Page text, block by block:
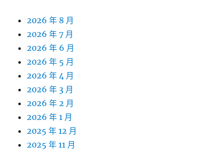
2026 年 8 月
2026 年 7 月
2026 年 6 月
2026 年 5 月
2026 年 4 月
2026 年 3 月
2026 年 2 月
2026 年 1 月
2025 年 12 月
2025 年 11 月